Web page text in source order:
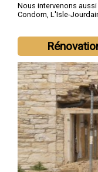
Nous intervenons
Condom, L'Isle-